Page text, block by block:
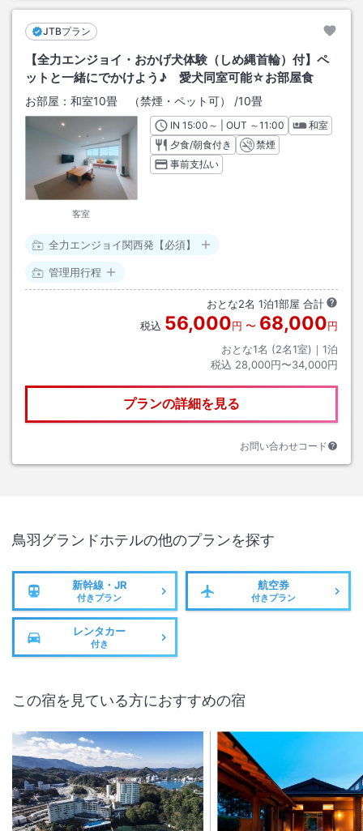
JTBプラン
【全力エンジョイ・おかげ犬体験（しめ縄首輪）付】ペ
ットと一緒にでかけよう♪ 愛犬同室可能☆お部屋食
お部屋： 和室10畳 （禁煙・ペット可） /10畳
客室
INチェックイン
15:00 ～ | OUT チェックアウト
～11:00
和室
夕食/朝食付き
禁煙
事前支払い
全力エンジョイ関西発【必須】
管理用行程
おとな2名 1泊1部屋 合計
税込 56,000円 〜 68,000円
おとな1名 (2名1室)｜ 1泊
税込 28,000円〜34,000円
プランの詳細を見る
お問い合わせコード
鳥羽グランドホテルの他のプランを探す
新幹線・JR
付きプラン
航空券
付きプラン
レンタカー
付き
この宿を見ている方におすすめの宿